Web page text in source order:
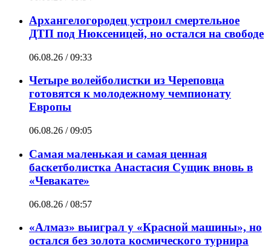
Архангелогородец устроил смертельное
ДТП под Нюксеницей, но остался на свободе
06.08.26 / 09:33
Четыре волейболистки из Череповца
готовятся к молодежному чемпионату
Европы
06.08.26 / 09:05
Самая маленькая и самая ценная
баскетболистка Анастасия Сущик вновь в
«Чевакате»
06.08.26 / 08:57
«Алмаз» выиграл у «Красной машины», но
остался без золота космического турнира